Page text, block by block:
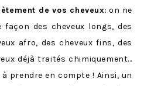
de vos cheveux: on ne
façon des cheveux longs, des
afro, des cheveux fins, des
déjà traités chimiquement…
prendre en compte ! Ainsi, un